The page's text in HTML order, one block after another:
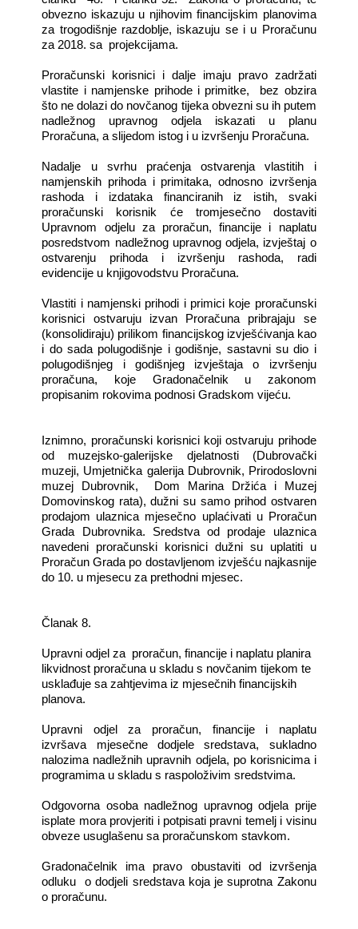
obvezno iskazuju u njihovim financijskim planovima
za trogodišnje razdoblje, iskazuju se i u Proračunu
za 2018. sa projekcijama.
Proračunski korisnici i dalje imaju pravo zadržati
vlastite i namjenske prihode i primitke, bez obzira
što ne dolazi do novčanog tijeka obvezni su ih putem
nadležnog upravnog odjela iskazati u planu
Proračuna, a slijedom istog i u izvršenju Proračuna.
Nadalje u svrhu praćenja ostvarenja vlastitih i
namjenskih prihoda i primitaka, odnosno izvršenja
rashoda i izdataka financiranih iz istih, svaki
proračunski korisnik će tromjesečno dostaviti
Upravnom odjelu za proračun, financije i naplatu
posredstvom nadležnog upravnog odjela, izvještaj o
ostvarenju prihoda i izvršenju rashoda, radi
evidencije u knjigovodstvu Proračuna.
Vlastiti i namjenski prihodi i primici koje proračunski
korisnici ostvaruju izvan Proračuna pribrajaju se
(konsolidiraju) prilikom financijskog izvješćivanja kao
i do sada polugodišnje i godišnje, sastavni su dio i
polugodišnjeg i godišnjeg izvještaja o izvršenju
proračuna, koje Gradonačelnik u zakonom
propisanim rokovima podnosi Gradskom vijeću.
Iznimno, proračunski korisnici koji ostvaruju prihode
od muzejsko-galerijske djelatnosti (Dubrovački
muzeji, Umjetnička galerija Dubrovnik, Prirodoslovni
muzej Dubrovnik, Dom Marina Držića i Muzej
Domovinskog rata), dužni su samo prihod ostvaren
prodajom ulaznica mjesečno uplaćivati u Proračun
Grada Dubrovnika. Sredstva od prodaje ulaznica
navedeni proračunski korisnici dužni su uplatiti u
Proračun Grada po dostavljenom izvješću najkasnije
do 10. u mjesecu za prethodni mjesec.
Članak 8.
Upravni odjel za proračun, financije i naplatu planira
likvidnost proračuna u skladu s novčanim tijekom te
usklađuje sa zahtjevima iz mjesečnih financijskih
planova.
Upravni odjel za proračun, financije i naplatu
izvršava mjesečne dodjele sredstava, sukladno
nalozima nadležnih upravnih odjela, po korisnicima i
programima u skladu s raspoloživim sredstvima.
Odgovorna osoba nadležnog upravnog odjela prije
isplate mora provjeriti i potpisati pravni temelj i visinu
obveze usuglašenu sa proračunskom stavkom.
Gradonačelnik ima pravo obustaviti od izvršenja
odluku o dodjeli sredstava koja je suprotna Zakonu
o proračunu.